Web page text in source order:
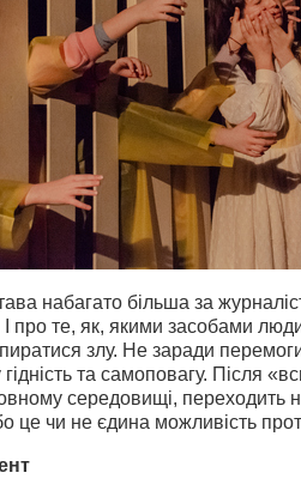
набагато більша за
про те, як, якими засобами
злу. Не заради
та самоповагу. Після
середовищі, переходить
це чи не єдина можливість